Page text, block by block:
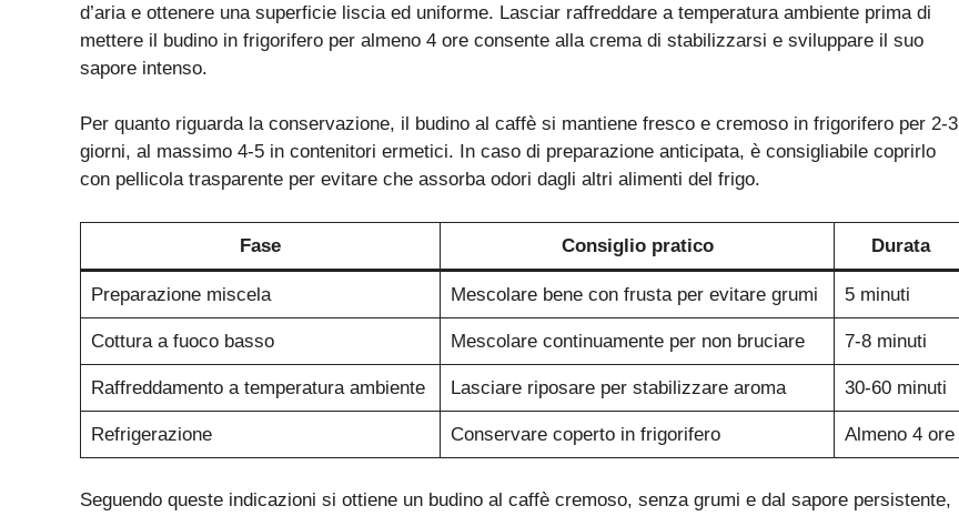
d’aria e ottenere una superficie liscia ed uniforme. Lasciar raffreddare a temperatura ambiente prima di
mettere il budino in frigorifero per almeno 4 ore consente alla crema di stabilizzarsi e sviluppare il suo
sapore intenso.
Per quanto riguarda la conservazione, il budino al caffè si mantiene fresco e cremoso in frigorifero per 2-3
giorni, al massimo 4-5 in contenitori ermetici. In caso di preparazione anticipata, è consigliabile coprirlo
con pellicola trasparente per evitare che assorba odori dagli altri alimenti del frigo.
Fase Consiglio pratico Durata
Preparazione miscela Mescolare bene con frusta per evitare grumi 5 minuti
Cottura a fuoco basso Mescolare continuamente per non bruciare 7-8 minuti
Raffreddamento a temperatura ambiente Lasciare riposare per stabilizzare aroma 30-60 minuti
Refrigerazione Conservare coperto in frigorifero Almeno 4 ore
Seguendo queste indicazioni si ottiene un budino al caffè cremoso, senza grumi e dal sapore persistente,